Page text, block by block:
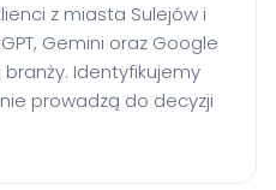
z miasta Sulejów i
Gemini oraz Google
branży. Identyfikujemy
prowadzą do decyzji